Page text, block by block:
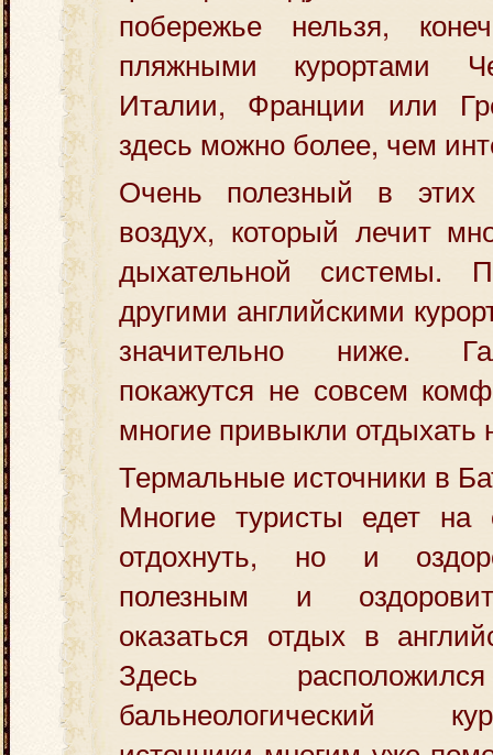
побережье нельзя,
пляжными курортами
Италии, Франции или
здесь можно более, чем
Очень полезный в этих
воздух, который лечит
дыхательной системы.
другими английскими
значительно ниже.
покажутся не совсем
многие привыкли отдыхать
Термальные источники в
Многие туристы едет на
отдохнуть, но и
полезным и
оказаться отдых в
Здесь
бальнеологический